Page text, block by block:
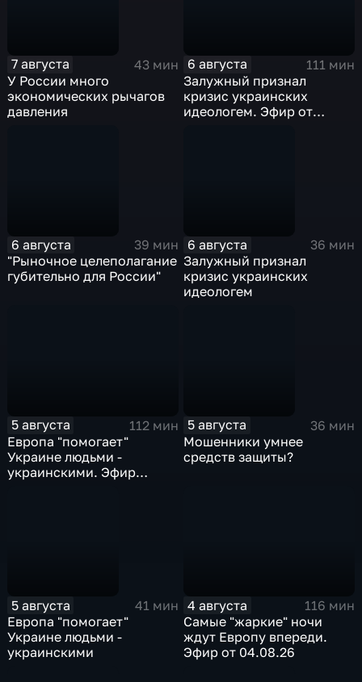
7 августа
43 мин
У России много
экономических рычагов
давления
6 августа
111 мин
Залужный признал
кризис украинских
идеологем. Эфир от
6 августа
39 мин
"Рыночное целеполагание
губительно для России"
6 августа
36 мин
Залужный признал
кризис украинских
идеологем
5 августа
112 мин
Европа "помогает"
Украине людьми -
украинскими. Эфир
5 августа
36 мин
Мошенники умнее
средств защиты?
5 августа
41 мин
Европа "помогает"
Украине людьми -
украинскими
4 августа
116 мин
Самые "жаркие" ночи
ждут Европу впереди.
Эфир от 04.08.26